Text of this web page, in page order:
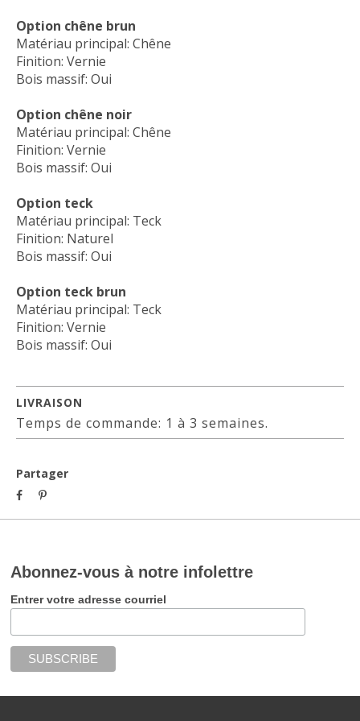
Option chêne brun
Matériau principal: Chêne
Finition: Vernie
Bois massif: Oui
Option chêne noir
Matériau principal: Chêne
Finition: Vernie
Bois massif: Oui
Option teck
Matériau principal: Teck
Finition: Naturel
Bois massif: Oui
Option teck brun
Matériau principal: Teck
Finition: Vernie
Bois massif: Oui
LIVRAISON
Temps de commande: 1 à 3 semaines.
Partager
Abonnez-vous à notre infolettre
Entrer votre adresse courriel